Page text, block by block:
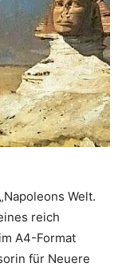
Welt.
reich
A4-Format
für Neuere